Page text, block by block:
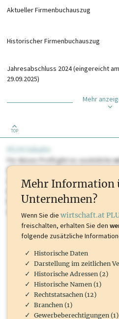
Aktueller Firmenbuchauszug
Historischer Firmenbuchauszug
Jahresabschluss 2024 (eingereicht am
29.09.2025)
Mehr
TOP
Für dieses Profil gibt es zusätzliche
Sie momentan nicht einsehen
oder loggen Sie sich ein um diese
Marken, Patente, Rechtstatsachen,
mehr.
Mehr Information
Unternehmen?
Wenn Sie die wirtschaft.at
freischalten, erhalten Sie den
folgende zusätzliche
Historische Daten
Darstellung im zeitlichen
Historische Adressen (2)
Historische Namen (1)
Rechtstatsachen (12)
Branchen (1)
Gewerbeberechtigungen (1)